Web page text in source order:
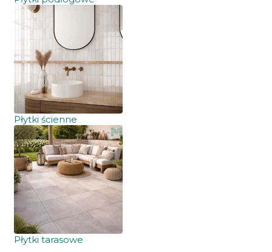
Płytki ścienne
Płytki tarasowe